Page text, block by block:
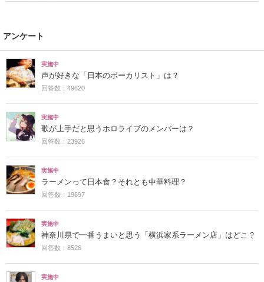
アンケート
実施中
声が好きな「日本のボーカリスト」は？
回答数：49620
実施中
歌が上手だと思うホロライブのメンバーは？
回答数：23926
実施中
ラーメンって日本食？それとも中華料理？
回答数：19697
実施中
神奈川県で一番うまいと思う「横浜家系ラーメン店」はどこ？
回答数：8526
実施中